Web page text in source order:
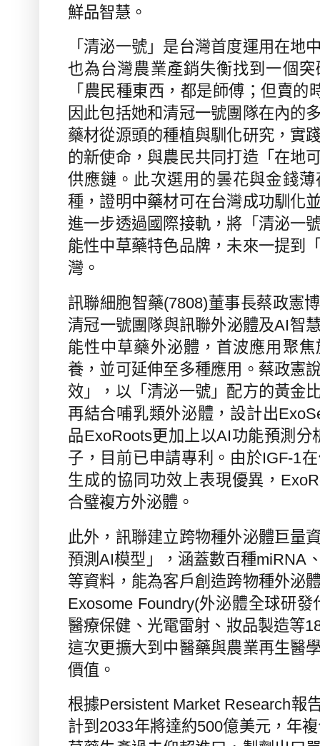
鮮品智慧。
「 清泌一號 」是台灣首度運用在地
也為台灣農業產銷失衡找到一個
「農民種東西，都是師傅；但賣的
因此包括她和清冠一號團隊在內的
藥材從源頭的種植與馴化研究，實
的新使命， 與農民共同打造「在地
供應鏈。 此次選用的曇花與金錢
種，證明中藥材可在台灣成功馴化
進一步透過國際接軌，將「清泌一
能性中草藥特色品牌，未來一提到
灣。
訊聯細胞智藥(7808)董事長蔡政憲
清冠一號團隊與訊聯外泌體及AI智
能性中草藥外泌體，首波應用聚
養，並可延伸至多種應用。蔡政憲
效」，以「清泌一號」配方的黃金
再結合哺乳類外泌體，設計出
品ExoRoots更加上以AI功能預測分
子，目前已申請專利。由於IGF-1
生成的協同功效上表現優異，
合璧複方外泌體。
此外，訊聯建立跨物種外泌體巨量
預測AI模型」，涵蓋數百種miRNA
等資料，能為客戶創造跨物種外泌
Exosome Foundry(外泌體全球研發
醫療保健、光電雷射、妝品製造等
這次更擴大到中醫藥與農業再生醫
價值 。
根據Persistent Market Research報
計到 2033年將達約500億美元，年